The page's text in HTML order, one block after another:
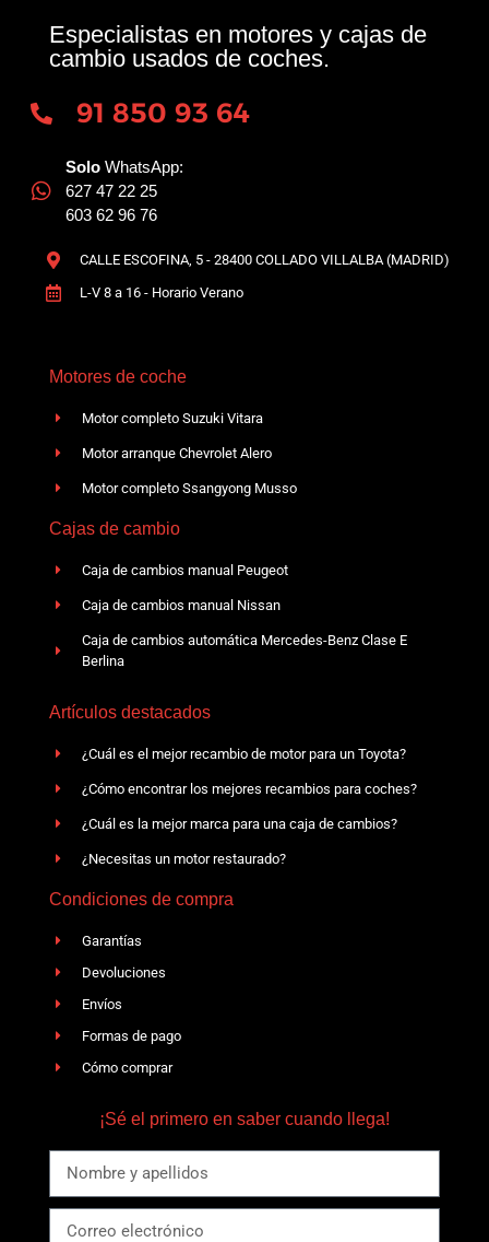
Especialistas en motores y cajas de
cambio usados de coches.
91 850 93 64
Solo WhatsApp:
627 47 22 25
603 62 96 76
CALLE ESCOFINA, 5 - 28400 COLLADO VILLALBA (MADRID)
L-V 8 a 16 - Horario Verano
Motores de coche
Motor completo Suzuki Vitara
Motor arranque Chevrolet Alero
Motor completo Ssangyong Musso
Cajas de cambio
Caja de cambios manual Peugeot
Caja de cambios manual Nissan
Caja de cambios automática Mercedes-Benz Clase E
Berlina
Artículos destacados
¿Cuál es el mejor recambio de motor para un Toyota?
¿Cómo encontrar los mejores recambios para coches?
¿Cuál es la mejor marca para una caja de cambios?
¿Necesitas un motor restaurado?
Condiciones de compra
Garantías
Devoluciones
Envíos
Formas de pago
Cómo comprar
¡Sé el primero en saber cuando llega!